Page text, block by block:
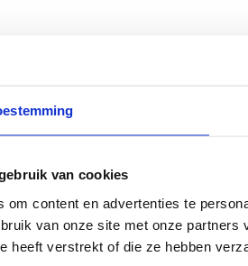
van cookies
om content en advertenties te
van onze site met onze
heeft verstrekt of die ze hebben